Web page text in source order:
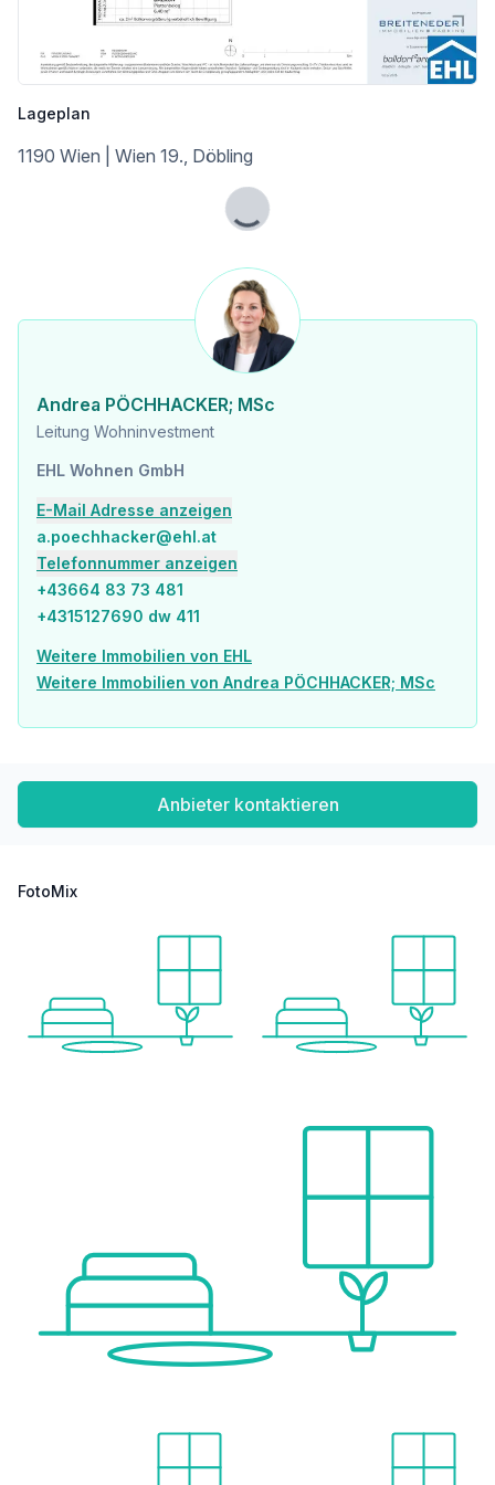
Fazit: Vorsorge in Bestlage – für Einzelkäufer und Portfolio-Investoren
Kaufpreise der Vorsorgewohnungen
von EUR 301.563,- bis EUR 881.842,- netto zzgl. 20% USt.
von ca. EUR 17,50 bis EUR 20,75 netto/m²
Ein detaillierten Überblick finden Sie auf unserer Projekthomepage [https://www.ehl.at/wohnen/wohnprojekte/barawitzkagasse-24-1190-wien]!
Provisionsfrei für den Käufer!
Bei diesem Angebot handelt es sich um eine Vorsorgewohnung, die zu Vermietungszwecken erworben wird. Der angegebene Kaufpreis versteht sich daher zzgl. 20% USt. Diese Daten sind vorbehaltlich möglicher Änderungen.
Wir weisen darauf hin, dass zwischen dem Vermittler und dem zu vermittelnden Dritten ein familiäres oder wirtschaftliches Naheverhältnis besteht.
Der Vermittler ist als Doppelmakler tätig.
Infrastruktur / Entfernungen
Apotheke <500m
Krankenhaus <1.000m
Schule <500m
Nahversorgung
Supermarkt <250m
Bäckerei <500m
Bus <250m
U-Bahn <500m
Bahnhof <750m
Autobahnanschluss <750m
Lageplan
1190 Wien | Wien 19., Döbling
Lade...
Andrea PÖCHHACKER; MSc
Leitung Wohninvestment
EHL Wohnen GmbH
E-Mail Adresse anzeigen
a.poechhacker@ehl.at
Telefonnummer anzeigen
+43664 83 73 481
+4315127690 dw 411
Weitere Immobilien von EHL
Weitere Immobilien von Andrea PÖCHHACKER; MSc
Anbieter kontaktieren
FotoMix